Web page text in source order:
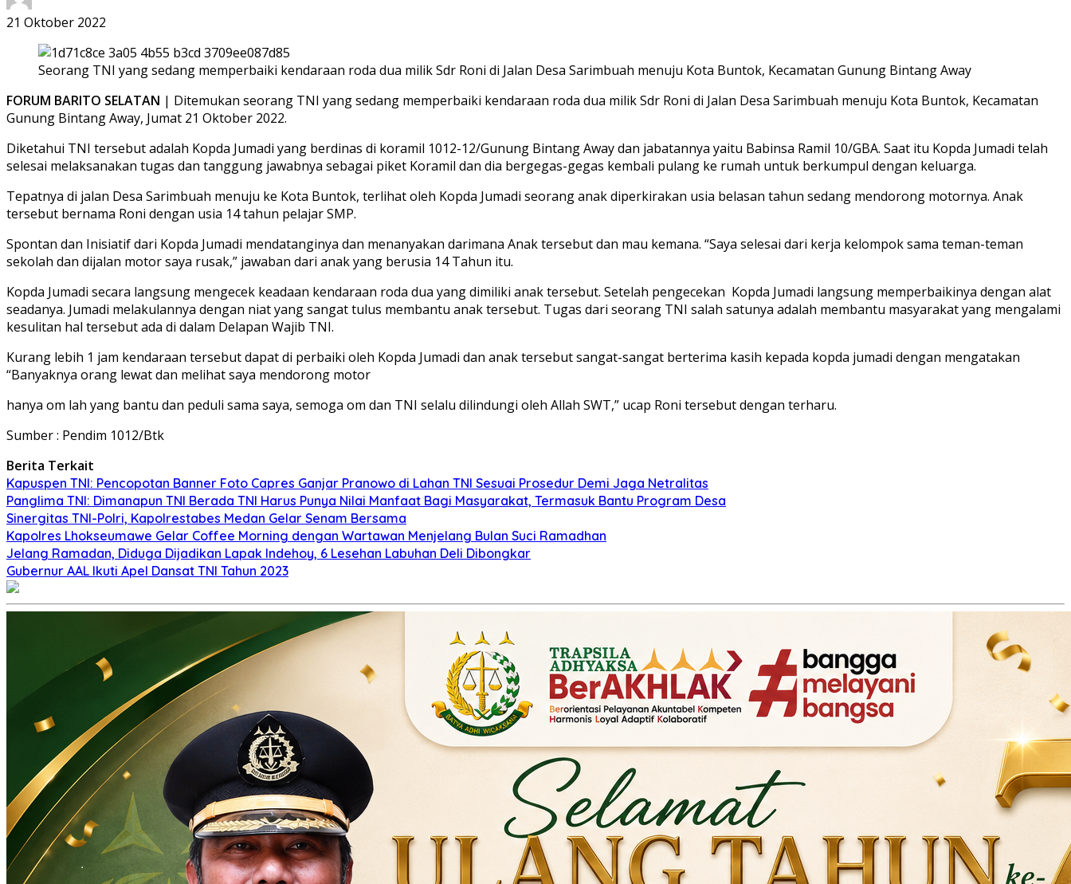
21 Oktober 2022
Seorang TNI yang sedang memperbaiki kendaraan roda dua milik Sdr Roni di Jalan Desa Sarimbuah menuju Kota Buntok, Kecamatan Gunung Bintang Away
FORUM BARITO SELATAN | Ditemukan seorang TNI yang sedang memperbaiki kendaraan roda dua milik Sdr Roni di Jalan Desa Sarimbuah menuju Kota Buntok, Kecamatan
Gunung Bintang Away, Jumat 21 Oktober 2022.
Diketahui TNI tersebut adalah Kopda Jumadi yang berdinas di koramil 1012-12/Gunung Bintang Away dan jabatannya yaitu Babinsa Ramil 10/GBA. Saat itu Kopda Jumadi telah
selesai melaksanakan tugas dan tanggung jawabnya sebagai piket Koramil dan dia bergegas-gegas kembali pulang ke rumah untuk berkumpul dengan keluarga.
Tepatnya di jalan Desa Sarimbuah menuju ke Kota Buntok, terlihat oleh Kopda Jumadi seorang anak diperkirakan usia belasan tahun sedang mendorong motornya. Anak
tersebut bernama Roni dengan usia 14 tahun pelajar SMP.
Spontan dan Inisiatif dari Kopda Jumadi mendatanginya dan menanyakan darimana Anak tersebut dan mau kemana. “Saya selesai dari kerja kelompok sama teman-teman
sekolah dan dijalan motor saya rusak,” jawaban dari anak yang berusia 14 Tahun itu.
Kopda Jumadi secara langsung mengecek keadaan kendaraan roda dua yang dimiliki anak tersebut. Setelah pengecekan Kopda Jumadi langsung memperbaikinya dengan alat
seadanya. Jumadi melakulannya dengan niat yang sangat tulus membantu anak tersebut. Tugas dari seorang TNI salah satunya adalah membantu masyarakat yang mengalami
kesulitan hal tersebut ada di dalam Delapan Wajib TNI.
Kurang lebih 1 jam kendaraan tersebut dapat di perbaiki oleh Kopda Jumadi dan anak tersebut sangat-sangat berterima kasih kepada kopda jumadi dengan mengatakan
“Banyaknya orang lewat dan melihat saya mendorong motor
hanya om lah yang bantu dan peduli sama saya, semoga om dan TNI selalu dilindungi oleh Allah SWT,” ucap Roni tersebut dengan terharu.
Sumber : Pendim 1012/Btk
Berita Terkait
Kapuspen TNI: Pencopotan Banner Foto Capres Ganjar Pranowo di Lahan TNI Sesuai Prosedur Demi Jaga Netralitas
Panglima TNI: Dimanapun TNI Berada TNI Harus Punya Nilai Manfaat Bagi Masyarakat, Termasuk Bantu Program Desa
Sinergitas TNI-Polri, Kapolrestabes Medan Gelar Senam Bersama
Kapolres Lhokseumawe Gelar Coffee Morning dengan Wartawan Menjelang Bulan Suci Ramadhan
Jelang Ramadan, Diduga Dijadikan Lapak Indehoy, 6 Lesehan Labuhan Deli Dibongkar
Gubernur AAL Ikuti Apel Dansat TNI Tahun 2023